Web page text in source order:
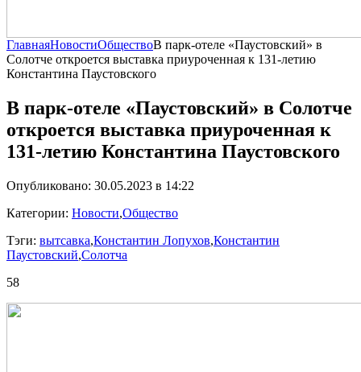
ГлавнаяНовостиОбществоВ парк-отеле «Паустовский» в
Солотче откроется выставка приуроченная к 131-летию
Константина Паустовского
В парк-отеле «Паустовский» в Солотче
откроется выставка приуроченная к
131-летию Константина Паустовского
Опубликовано: 30.05.2023 в 14:22
Категории: Новости,Общество
Тэги: вытсавка,Константин Лопухов,Константин
Паустовский,Солотча
58